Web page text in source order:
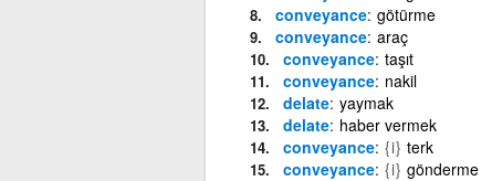
conveyance götürme
conveyance araç
conveyance taşıt
conveyance nakil
delate yaymak
delate haber vermek
conveyance {i} terk
conveyance {i} gönderme